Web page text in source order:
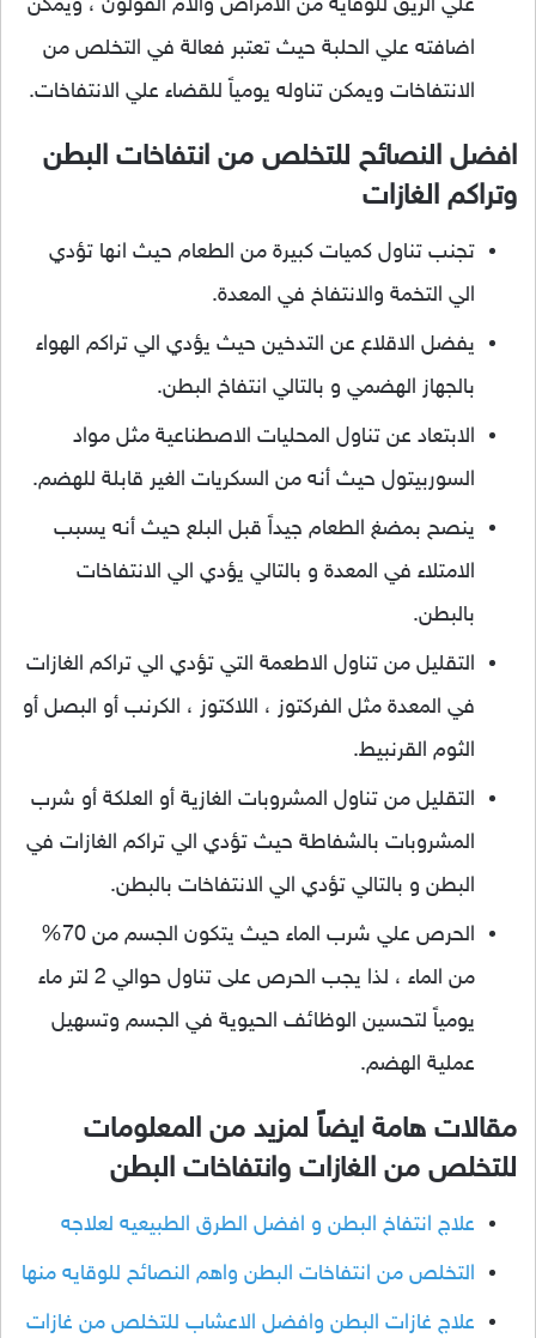
علي الريق للوقاية من الامراض وآلام القولون ، ويمكن
اضافته علي الحلبة حيث تعتبر فعالة في التخلص من
الانتفاخات ويمكن تناوله يومياً للقضاء علي الانتفاخات.
افضل النصائح للتخلص من انتفاخات البطن
وتراكم الغازات
تجنب تناول كميات كبيرة من الطعام حيث انها تؤدي
الي التخمة والانتفاخ في المعدة.
يفضل الاقلاع عن التدخين حيث يؤدي الي تراكم الهواء
بالجهاز الهضمي و بالتالي انتفاخ البطن.
الابتعاد عن تناول المحليات الاصطناعية مثل مواد
السوربيتول حيث أنه من السكريات الغير قابلة للهضم.
ينصح بمضغ الطعام جيداً قبل البلع حيث أنه يسبب
الامتلاء في المعدة و بالتالي يؤدي الي الانتفاخات
بالبطن.
التقليل من تناول الاطعمة التي تؤدي الي تراكم الغازات
في المعدة مثل الفركتوز ، اللاكتوز ، الكرنب أو البصل أو
الثوم القرنبيط.
التقليل من تناول المشروبات الغازية أو العلكة أو شرب
المشروبات بالشفاطة حيث تؤدي الي تراكم الغازات في
البطن و بالتالي تؤدي الي الانتفاخات بالبطن.
الحرص علي شرب الماء حيث يتكون الجسم من 70%
من الماء ، لذا يجب الحرص على تناول حوالي 2 لتر ماء
يومياً لتحسين الوظائف الحيوية في الجسم وتسهيل
عملية الهضم.
مقالات هامة ايضاً لمزيد من المعلومات
للتخلص من الغازات وانتفاخات البطن
علاج انتفاخ البطن و افضل الطرق الطبيعيه لعلاجه
التخلص من انتفاخات البطن واهم النصائح للوقايه منها
علاج غازات البطن وافضل الاعشاب للتخلص من غازات